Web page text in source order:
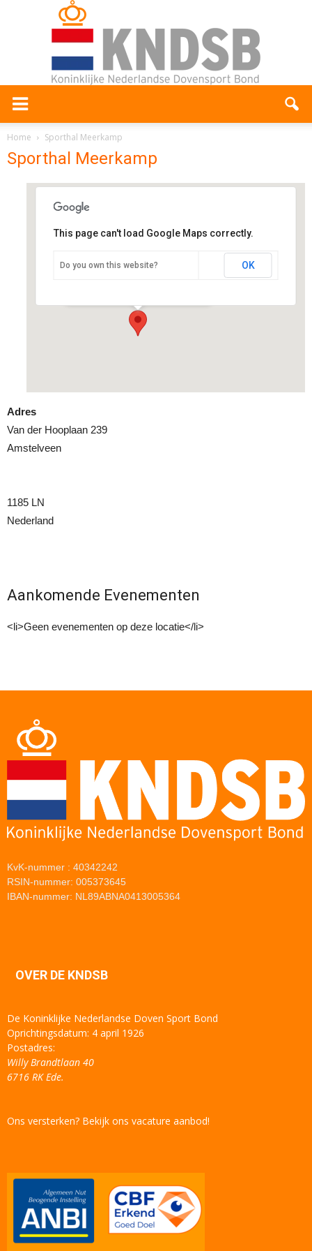
Home Sporthal Meerkamp
Sporthal Meerkamp
Sporthal Meerkamp
This page can't load Google Maps correctly.
Do you own this website? OK
Adres
Van der Hooplaan 239
Amstelveen
1185 LN
Nederland
Aankomende Evenementen
<li>Geen evenementen op deze locatie</li>
KvK-nummer : 40342242
RSIN-nummer: 005373645
IBAN-nummer: NL89ABNA0413005364
OVER DE KNDSB
De Koninklijke Nederlandse Doven Sport Bond
Oprichtingsdatum: 4 april 1926
Postadres:
Willy Brandtlaan 40
6716 RK Ede.
Ons versterken? Bekijk ons vacature aanbod!